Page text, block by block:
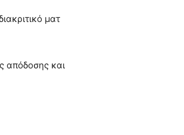
ματ
απόδοσης και